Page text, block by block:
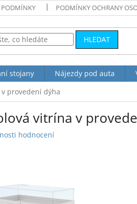
PODMÍNKY OCHRANY
HLEDAT
stojany Nájezdy pod auta
provedení dýha
vitrína v
hodnocení